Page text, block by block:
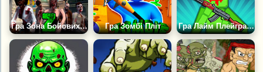
Гра Зона Бойових Дій Z Гра Зомбі Пліт Гра Лайм Плейграунд Пісочниця